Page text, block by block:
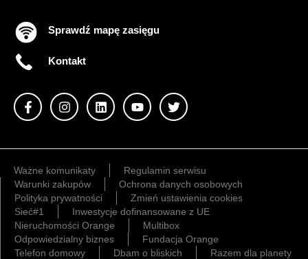
Sprawdź mapę zasięgu
Kontakt
Ważne komunikaty
Regulamin serwisu
Warunki zakupów
Ochrona danych osobowych
Polityka prywatności
Zmień ustawienia cookies
Sieć#1
Inwestycje dofinansowane z UE
Nieruchomości Orange
Multibox
Odpowiedzialny biznes
Fundacja Orange
Telefon domowy
Dbam o bliskich Razem dla planety